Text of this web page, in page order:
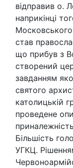
відправив о.
наприкінці
став
що прибув з
створений
завданням
святого
католицькій
проведене
Більшість
УГКЦ.